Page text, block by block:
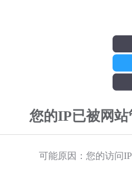
您的IP已被网
可能原因：您的访问